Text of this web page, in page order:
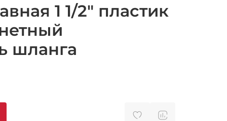
1 1/2" пластик
шланга